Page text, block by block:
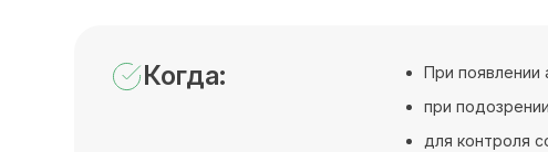
Когда:
При появлении
при
для контроля